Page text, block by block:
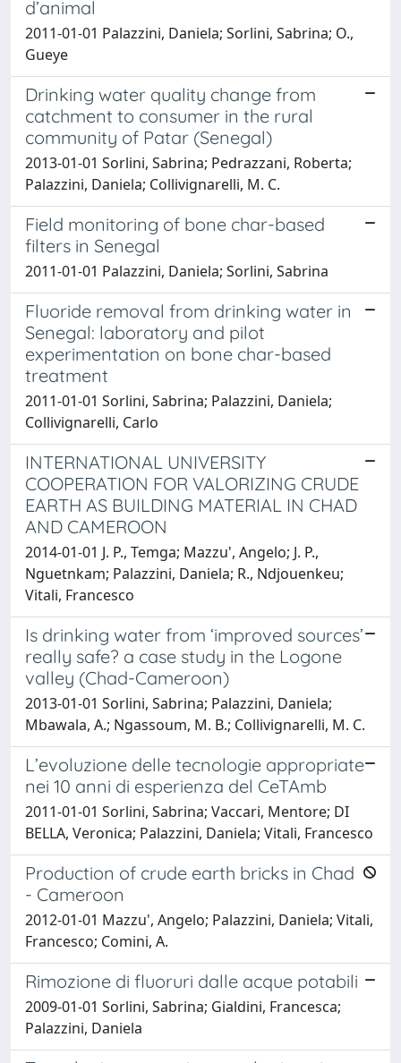
d’animal
2011-01-01 Palazzini, Daniela; Sorlini, Sabrina; O.,
Gueye
Drinking water quality change from
catchment to consumer in the rural
community of Patar (Senegal)
2013-01-01 Sorlini, Sabrina; Pedrazzani, Roberta;
Palazzini, Daniela; Collivignarelli, M. C.
Field monitoring of bone char-based
filters in Senegal
2011-01-01 Palazzini, Daniela; Sorlini, Sabrina
Fluoride removal from drinking water in
Senegal: laboratory and pilot
experimentation on bone char-based
treatment
2011-01-01 Sorlini, Sabrina; Palazzini, Daniela;
Collivignarelli, Carlo
INTERNATIONAL UNIVERSITY
COOPERATION FOR VALORIZING CRUDE
EARTH AS BUILDING MATERIAL IN CHAD
AND CAMEROON
2014-01-01 J. P., Temga; Mazzu', Angelo; J. P.,
Nguetnkam; Palazzini, Daniela; R., Ndjouenkeu;
Vitali, Francesco
Is drinking water from ‘improved sources’
really safe? a case study in the Logone
valley (Chad-Cameroon)
2013-01-01 Sorlini, Sabrina; Palazzini, Daniela;
Mbawala, A.; Ngassoum, M. B.; Collivignarelli, M. C.
L’evoluzione delle tecnologie appropriate
nei 10 anni di esperienza del CeTAmb
2011-01-01 Sorlini, Sabrina; Vaccari, Mentore; DI
BELLA, Veronica; Palazzini, Daniela; Vitali, Francesco
Production of crude earth bricks in Chad
- Cameroon
2012-01-01 Mazzu', Angelo; Palazzini, Daniela; Vitali,
Francesco; Comini, A.
Rimozione di fluoruri dalle acque potabili
2009-01-01 Sorlini, Sabrina; Gialdini, Francesca;
Palazzini, Daniela